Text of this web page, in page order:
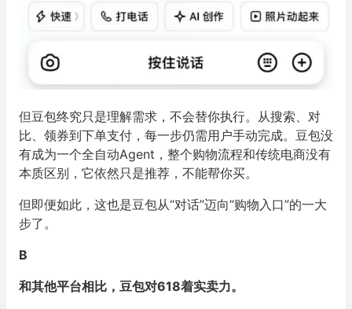
但豆包终究只是理解需求，不会替你执行。从搜索、对
比、领券到下单支付，每一步仍需用户手动完成。豆包没
有成为一个全自动Agent，整个购物流程和传统电商没有
本质区别，它依然只是推荐，不能帮你买。
但即便如此，这也是豆包从“对话”迈向“购物入口”的一大
步了。
B
和其他平台相比，豆包对618着实卖力。